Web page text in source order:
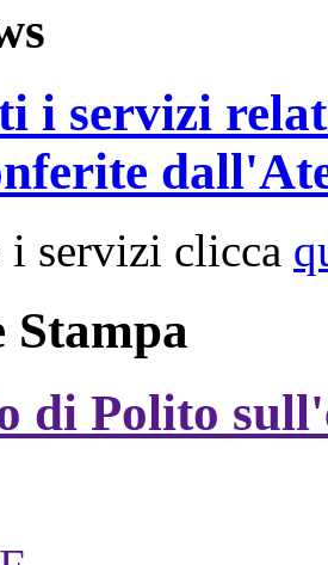
i servizi
i servizi clicca
Stampa
di Polito